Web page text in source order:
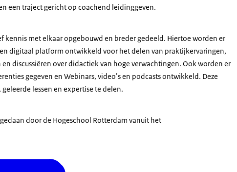
een traject gericht op coachend leidinggeven.
kennis met elkaar opgebouwd en breder gedeeld. Hiertoe worden er
digitaal platform ontwikkeld voor het delen van praktijkervaringen,
discussiëren over didactiek van hoge verwachtingen. Ook worden er
gegeven en Webinars, video’s en podcasts ontwikkeld. Deze
lessen en expertise te delen.
door de Hogeschool Rotterdam vanuit het